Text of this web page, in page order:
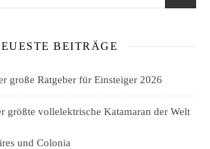
BEITRÄGE
große Ratgeber für Einsteiger 2026
größte vollelektrische Katamaran der Welt
und Colonia